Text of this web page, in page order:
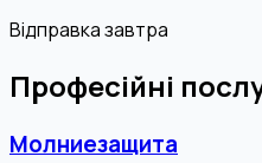
Відправка завтра
Професійні
Молниезащита